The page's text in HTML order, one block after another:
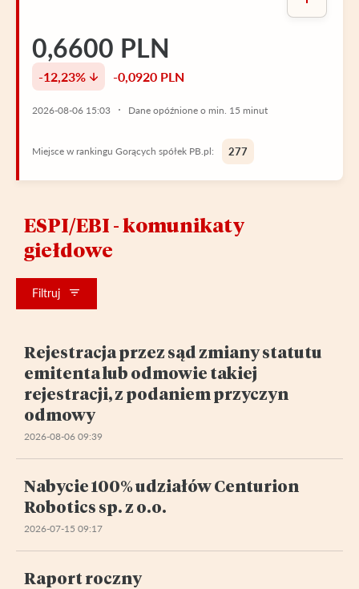
0,6600 PLN
-12,23% -0,0920 PLN
2026-08-06 15:03 Dane opóźnione o min. 15 minut
Miejsce w rankingu Gorących spółek PB.pl: 277
ESPI/EBI - komunikaty
giełdowe
Filtruj
Rejestracja przez sąd zmiany statutu
emitenta lub odmowie takiej
rejestracji, z podaniem przyczyn
odmowy
2026-08-06 09:39
Nabycie 100% udziałów Centurion
Robotics sp. z o.o.
2026-07-15 09:17
Raport roczny